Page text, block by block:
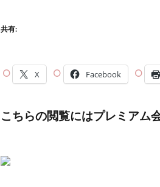
共有:
X Facebook
こちらの閲覧にはプレミアム